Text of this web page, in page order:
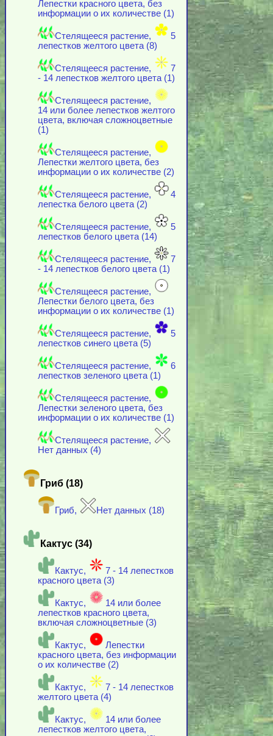
Лепестки красного цвета, без
информации о их количестве (1)
Стелящееся растение,
5
лепестков желтого цвета (8)
Стелящееся растение,
7
- 14 лепестков желтого цвета (1)
Стелящееся растение,
14 или более лепестков желтого
цвета, включая cложноцветные
(1)
Стелящееся растение,
Лепестки желтого цвета, без
информации о их количестве (2)
Стелящееся растение,
4
лепестка белого цвета (2)
Стелящееся растение,
5
лепестков белого цвета (14)
Стелящееся растение,
7
- 14 лепестков белого цвета (1)
Стелящееся растение,
Лепестки белого цвета, без
информации о их количестве (1)
Стелящееся растение,
5
лепестков синего цвета (5)
Стелящееся растение,
6
лепестков зеленого цвета (1)
Стелящееся растение,
Лепестки зеленого цвета, без
информации о их количестве (1)
Стелящееся растение,
Нет данных (4)
Гриб (18)
Гриб, Нет данных (18)
Кактус (34)
Кактус,
7 - 14 лепестков
красного цвета (3)
Кактус,
14 или более
лепестков красного цвета,
включая cложноцветные (3)
Кактус,
Лепестки
красного цвета, без информации
о их количестве (2)
Кактус,
7 - 14 лепестков
желтого цвета (4)
Кактус,
14 или более
лепестков желтого цвета,